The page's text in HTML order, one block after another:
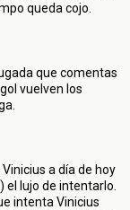
queda cojo.
que comentas
vuelven los
a día de hoy
el lujo de intentarlo.
intenta Vinicius